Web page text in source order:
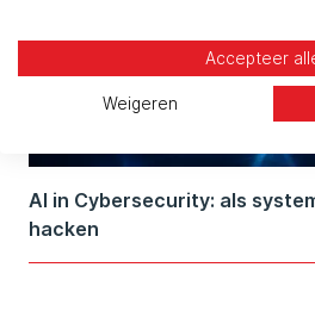
AI in Cybersecurity: als
hacken
Accepteer
Weigeren